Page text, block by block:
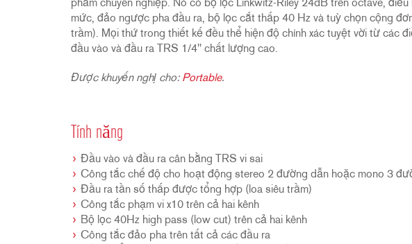
phẩm chuyên nghiệp. Nó có bộ lọc Linkwitz-Riley 24dB trên octave,
mức, đảo ngược pha đầu ra, bộ lọc cắt thấp 40 Hz và tuỳ chọn cộng
trầm). Mọi thứ trong thiết kế đều thể hiện độ chính xác tuyệt vời từ các
đầu vào và đầu ra TRS 1/4" chất lượng cao.
Được khuyến nghị cho: Portable.
Tính năng
Đầu vào và đầu ra cân bằng TRS vi sai
Công tắc chế độ cho hoạt động stereo 2 đường dẫn hoặc mono 3
Đầu ra tần số thấp được tổng hợp (loa siêu trầm)
Công tắc phạm vi x10 trên cả hai kênh
Bộ lọc 40Hz high pass (low cut) trên cả hai kênh
Công tắc đảo pha trên tất cả các đầu ra